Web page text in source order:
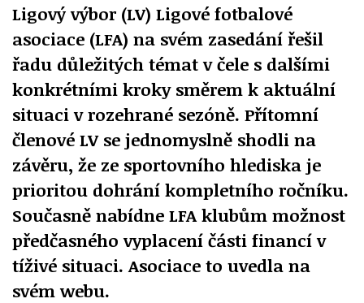
Ligový výbor (LV) Ligové fotbalové
asociace (LFA) na svém zasedání řešil
řadu důležitých témat v čele s dalšími
konkrétními kroky směrem k aktuální
situaci v rozehrané sezóně. Přítomní
členové LV se jednomyslně shodli na
závěru, že ze sportovního hlediska je
prioritou dohrání kompletního ročníku.
Současně nabídne LFA klubům možnost
předčasného vyplacení části financí v
tíživé situaci. Asociace to uvedla na
svém webu.